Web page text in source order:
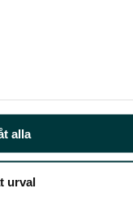
alla
urval
levererar